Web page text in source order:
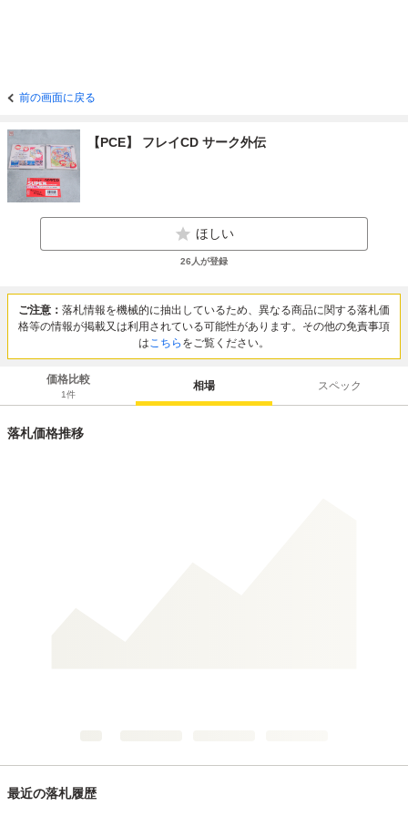
前の画面に戻る
【PCE】 フレイCD サーク外伝
ほしい
26 人が登録
ご注意： 落札情報を機械的に抽出しているため、異なる商品に関する落札価
格等の情報が掲載又は利用されている可能性があります。その他の免責事項
はこちら をご覧ください。
価格比較
1件
相場 スペック
落札価格推移
最近の落札履歴